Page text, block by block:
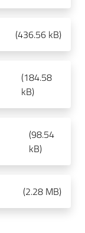
(436.56 kB)
(184.58
kB)
(98.54
kB)
(2.28 MB)